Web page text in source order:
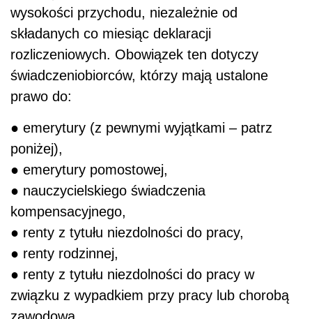
wysokości przychodu, niezależnie od
składanych co miesiąc deklaracji
rozliczeniowych. Obowiązek ten dotyczy
świadczeniobiorców, którzy mają ustalone
prawo do:
● emerytury (z pewnymi wyjątkami – patrz
poniżej),
● emerytury pomostowej,
● nauczycielskiego świadczenia
kompensacyjnego,
● renty z tytułu niezdolności do pracy,
● renty rodzinnej,
● renty z tytułu niezdolności do pracy w
związku z wypadkiem przy pracy lub chorobą